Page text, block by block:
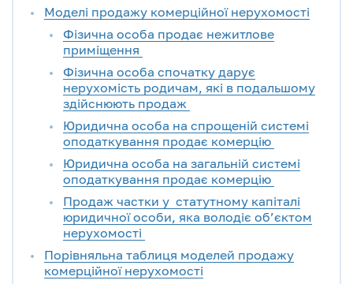
Моделі продажу комерційної нерухомості
Фізична особа продає нежитлове
приміщення
Фізична особа спочатку дарує
нерухомість родичам, які в подальшому
здійснюють продаж
Юридична особа на спрощеній системі
оподаткування продає комерцію
Юридична особа на загальній системі
оподаткування продає комерцію
Продаж частки у статутному капіталі
юридичної особи, яка володіє об’єктом
нерухомості
Порівняльна таблиця моделей продажу
комерційної нерухомості